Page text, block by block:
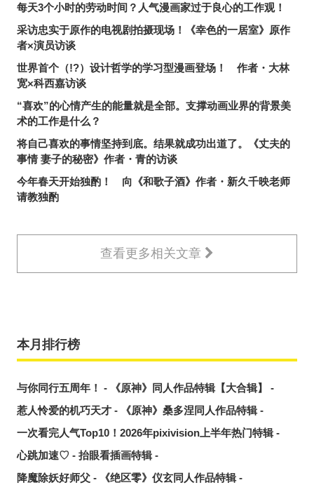
每天3个小时的劳动时间？人气漫画家过于良心的工作观！
采访忠实于原作的电视剧拍摄现场！《幸色的一居室》原作
者×演员访谈
世界首个（!?）设计哲学的学习型漫画登场！ 作者・大林
宽×科西嘉访谈
“喜欢”的心情产生的能量就是全部。支撑动画业界的背景美
术的工作是什么？
将自己喜欢的事情坚持到底。结果就成功出道了。《丈夫的
事情 妻子的秘密》作者・青的访谈
今年春天开始独酌！ 向《和歌子酒》作者・新久千映老师
请教独酌
查看更多相关文章
本月排行榜
与你同行五周年！ - 《原神》同人作品特辑【大合辑】 -
惹人怜爱的机巧天才 - 《原神》桑多涅同人作品特辑 -
一次看完人气Top10！2026年pixivision上半年热门特辑 -
心跳加速♡ - 抬眼看插画特辑 -
降魔除妖好师父 - 《绝区零》仪玄同人作品特辑 -